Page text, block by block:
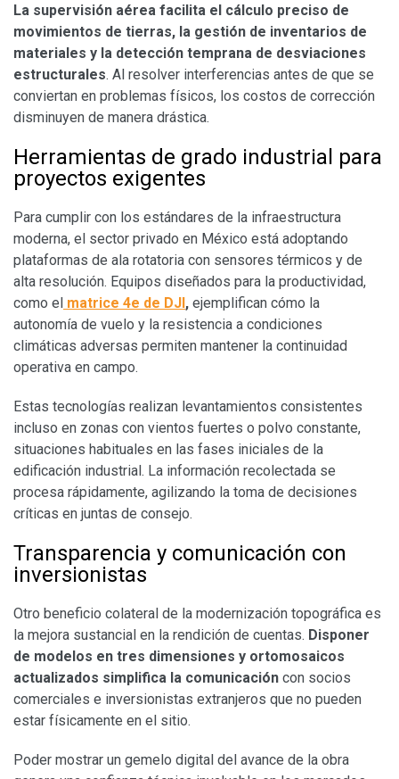
​La supervisión aérea facilita el cálculo preciso de
movimientos de tierras, la gestión de inventarios de
materiales y la detección temprana de desviaciones
estructurales. Al resolver interferencias antes de que se
conviertan en problemas físicos, los costos de corrección
disminuyen de manera drástica.
​Herramientas de grado industrial para
proyectos exigentes
​Para cumplir con los estándares de la infraestructura
moderna, el sector privado en México está adoptando
plataformas de ala rotatoria con sensores térmicos y de
alta resolución. Equipos diseñados para la productividad,
como el matrice 4e de DJI, ejemplifican cómo la
autonomía de vuelo y la resistencia a condiciones
climáticas adversas permiten mantener la continuidad
operativa en campo.
​Estas tecnologías realizan levantamientos consistentes
incluso en zonas con vientos fuertes o polvo constante,
situaciones habituales en las fases iniciales de la
edificación industrial. La información recolectada se
procesa rápidamente, agilizando la toma de decisiones
críticas en juntas de consejo.
​Transparencia y comunicación con
inversionistas
​Otro beneficio colateral de la modernización topográfica es
la mejora sustancial en la rendición de cuentas. Disponer
de modelos en tres dimensiones y ortomosaicos
actualizados simplifica la comunicación con socios
comerciales e inversionistas extranjeros que no pueden
estar físicamente en el sitio.
​Poder mostrar un gemelo digital del avance de la obra